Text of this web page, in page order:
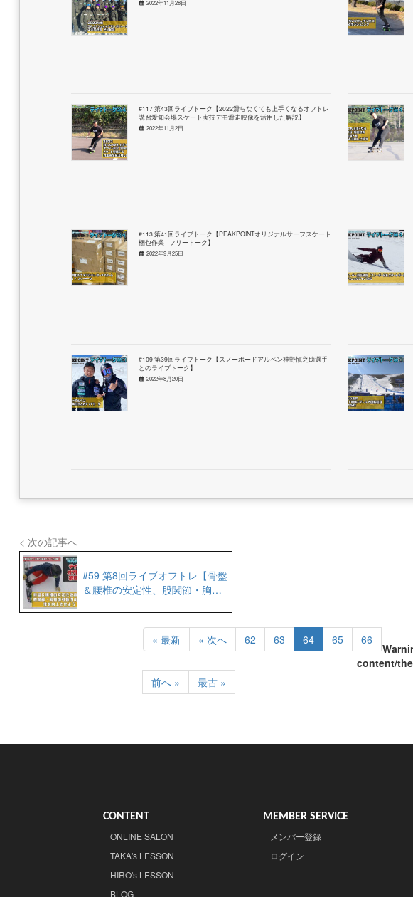
2022年11月28日
#117 第43回ライブトーク【2022滑らなくても上手くなるオフトレ
講習愛知会場スケート実技デモ滑走映像を活用した解説】
2022年11月2日
#113 第41回ライブトーク【PEAKPOINTオリジナルサーフスケート
梱包作業 - フリートーク】
2022年9月25日
#109 第39回ライブトーク【スノーボードアルペン神野愼之助選手
とのライブトーク】
2022年8月20日
< 次の記事へ
#59 第8回ライブオフトレ【骨盤
＆腰椎の安定性、股関節・胸椎
« 最新 « 次へ 62 63 64 65 66
content/
前へ »
最古 »
CONTENT
ONLINE SALON
TAKA's LESSON
HIRO's LESSON
BLOG
MEMBER SERVICE
メンバー登録
ログイン